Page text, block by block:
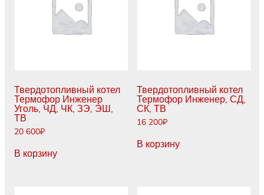
Твердотопливный котел
Термофор Инженер
Уголь, ЧД, ЧК, ЗЭ, ЭШ,
ТВ
20 600₽
В корзину
Твердотопливный котел
Термофор Инженер, СД,
СК, ТВ
16 200₽
В корзину